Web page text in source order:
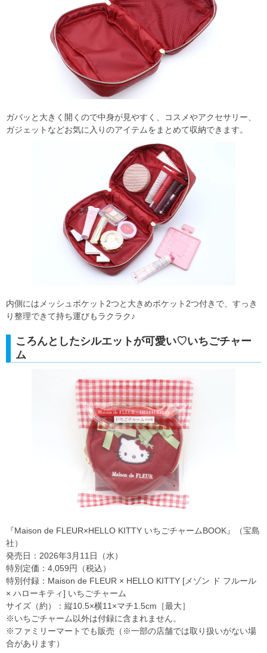
ガバッと大きく開くので中身が見やすく、コスメやアクセサリー、
ガジェットなどお気に入りのアイテムをまとめて収納できます。
内側にはメッシュポケット2つと大きめポケット2つ付きで、すっき
り整理できて持ち運びもラクラク♪
ころんとしたシルエットが可愛い♡いちごチャー
ム
『Maison de FLEUR×HELLO KITTY いちごチャームBOOK』（宝島
社）
発売日：2026年3月11日（水）
特別定価：4,059円（税込）
特別付録：Maison de FLEUR × HELLO KITTY [メゾン ド フルール
× ハローキティ] いちごチャーム
サイズ（約）：縦10.5×横11×マチ1.5cm［最大］
※いちごチャーム以外は付録に含まれません。
※ファミリーマートでも販売（※一部の店舗では取り扱いがない場
合があります）